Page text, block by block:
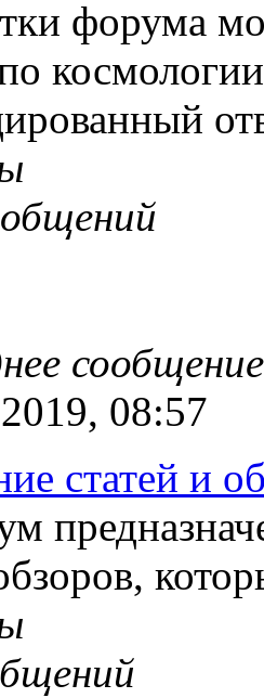
форума
сообщение
08:57
статей и